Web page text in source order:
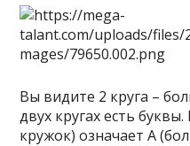
Вы видите 2 круга –
двух кругах есть
кружок) означает А